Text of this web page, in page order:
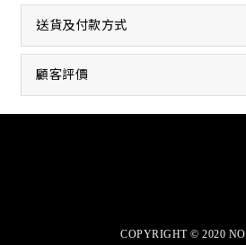
送貨及付款方式
顧客評價
COPYRIGHT © 2020